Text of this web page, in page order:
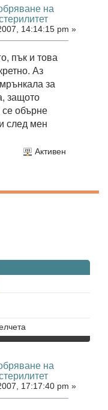
на
14:14:15 pm »
пък и това
Аз
за
защото
се обърне
след мен
Активен
на
17:17:40 pm »